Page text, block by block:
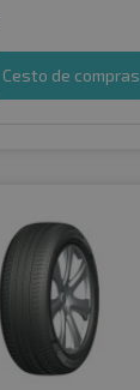
Cesto de compras